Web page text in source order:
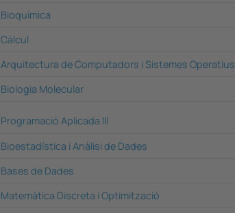
Bioquímica
Càlcul
Arquitectura de Computadors i Sistemes Operatius
Biologia Molecular
Programació Aplicada III
Bioestadística i Anàlisi de Dades
Bases de Dades
Matemàtica Discreta i Optimització